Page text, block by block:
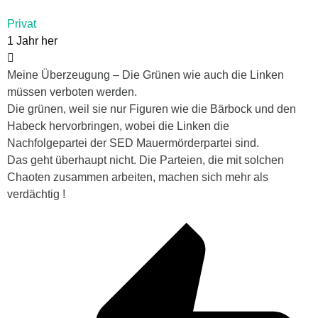
Privat
1 Jahr her
Meine Überzeugung – Die Grünen wie auch die Linken
müssen verboten werden.
Die grünen, weil sie nur Figuren wie die Bärbock und den
Habeck hervorbringen, wobei die Linken die
Nachfolgepartei der SED Mauermörderpartei sind.
Das geht überhaupt nicht. Die Parteien, die mit solchen
Chaoten zusammen arbeiten, machen sich mehr als
verdächtig !